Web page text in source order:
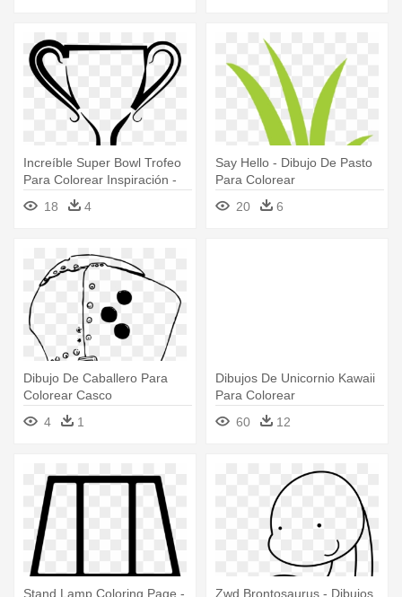
Increíble Super Bowl Trofeo
Para Colorear Inspiración -
Dibujo De Trofeo Para
Colorear
18 4
Say Hello - Dibujo De Pasto
Para Colorear
20
6
Dibujo De Caballero Para
Colorear Casco
4
1
Dibujos De Unicornio Kawaii
Para Colorear
60
12
Stand Lamp Coloring Page - Zwd Brontosaurus - Dibujos